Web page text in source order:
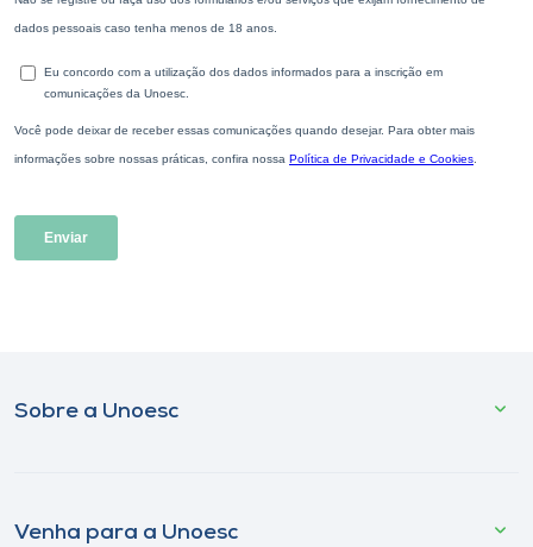
Sobre a Unoesc
Venha para a Unoesc